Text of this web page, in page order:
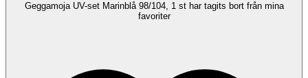
Geggamoja UV-set Marinblå 98/104, 1 st har tagits bort från mina
favoriter